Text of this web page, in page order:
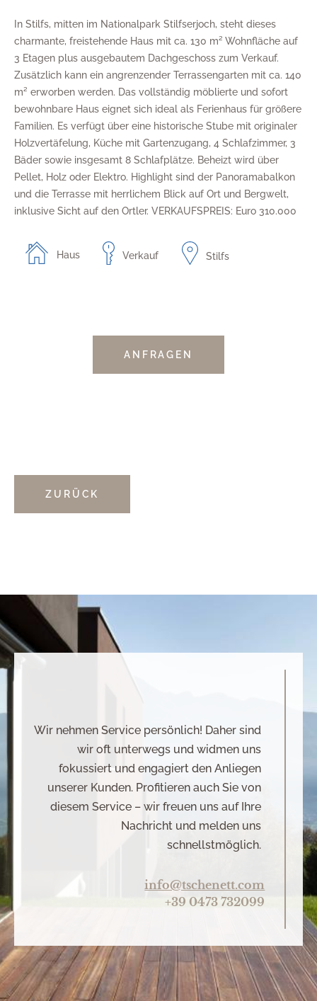
In Stilfs, mitten im Nationalpark Stilfserjoch, steht dieses
charmante, freistehende Haus mit ca. 130 m² Wohnfläche auf
3 Etagen plus ausgebautem Dachgeschoss zum Verkauf.
Zusätzlich kann ein angrenzender Terrassengarten mit ca. 140
m² erworben werden. Das vollständig möblierte und sofort
bewohnbare Haus eignet sich ideal als Ferienhaus für größere
Familien. Es verfügt über eine historische Stube mit originaler
Holzvertäfelung, Küche mit Gartenzugang, 4 Schlafzimmer, 3
Bäder sowie insgesamt 8 Schlafplätze. Beheizt wird über
Pellet, Holz oder Elektro. Highlight sind der Panoramabalkon
und die Terrasse mit herrlichem Blick auf Ort und Bergwelt,
inklusive Sicht auf den Ortler. VERKAUFSPREIS: Euro 310.000
Haus Verkauf Stilfs
ANFRAGEN
ZURÜCK
Wir nehmen Service persönlich! Daher sind
wir oft unterwegs und widmen uns
fokussiert und engagiert den Anliegen
unserer Kunden. Profitieren auch Sie von
diesem Service – wir freuen uns auf Ihre
Nachricht und melden uns
schnellstmöglich.
info@tschenett.com
+39 0473 732099